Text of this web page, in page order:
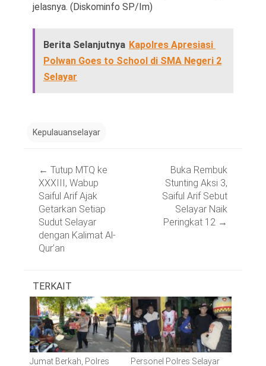
jelasnya. (Diskominfo SP/Im)
Berita Selanjutnya Kapolres Apresiasi
Polwan Goes to School di SMA Negeri 2
Selayar
Kepulauanselayar
navigation
← Tutup MTQ ke
XXXIII, Wabup
Saiful Arif Ajak
Getarkan Setiap
Sudut Selayar
dengan Kalimat Al-
Qur’an
Buka Rembuk
Stunting Aksi 3,
Saiful Arif Sebut
Selayar Naik
Peringkat 12 →
TERKAIT
Jumat Berkah, Polres Personel Polres Selayar